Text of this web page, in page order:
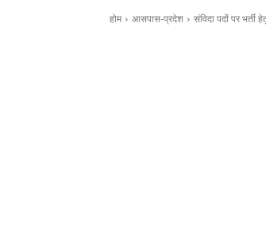
होम आसपास-प्रदेश संविदा पदों पर